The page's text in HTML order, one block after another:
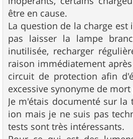
être en cause.
La question de la charge
pas laisser la lampe
inutilisée, recharger
raison immédiatement
circuit de protection afin
excessive synonyme de
Je m'étais documenté sur
ion mais je ne suis pas
tests sont très intéressants.